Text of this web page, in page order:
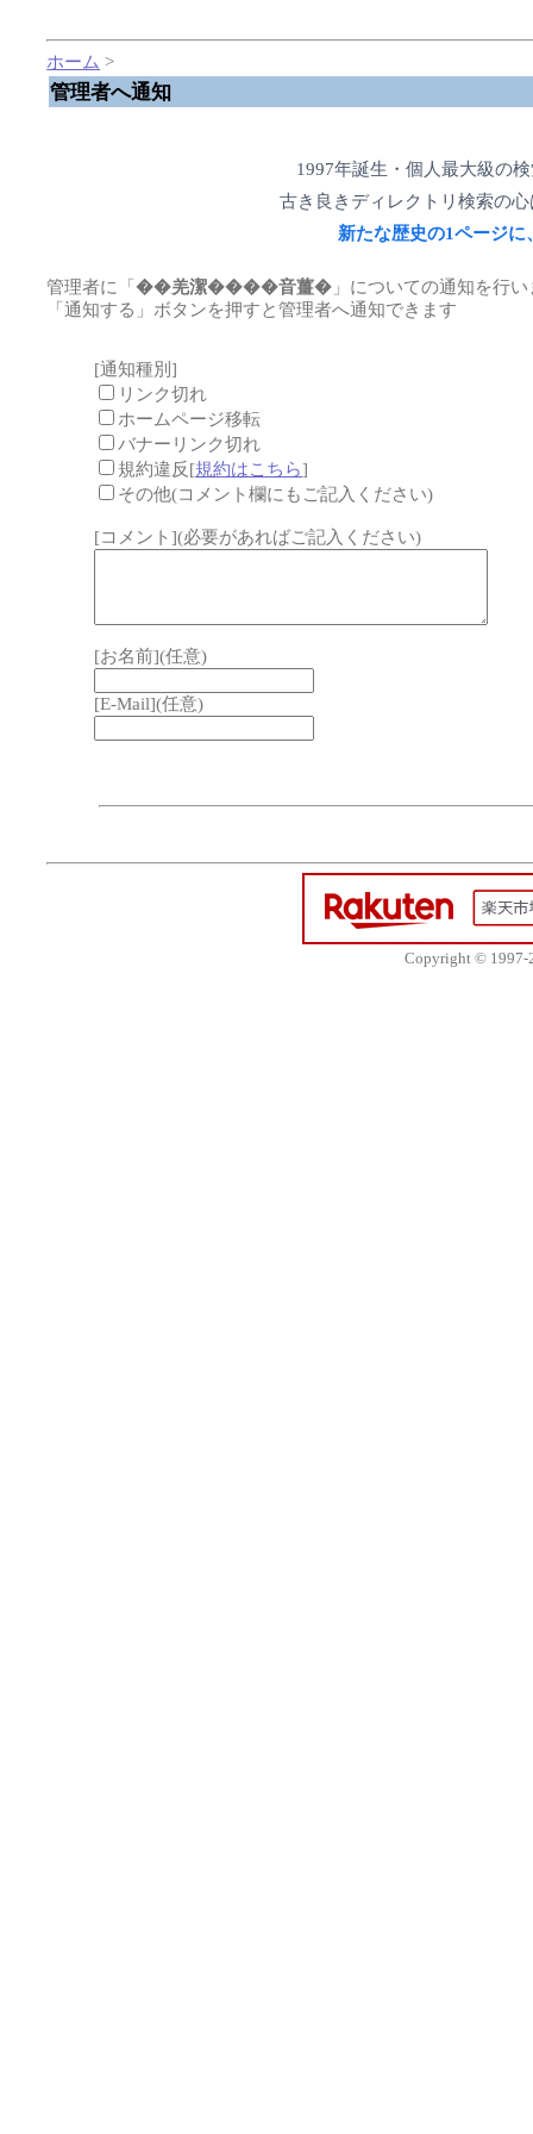
ホーム >
管理者へ通知
1997年誕生・個人最大級の
古き良きディレクトリ検索の
新たな歴史の1ページ
管理者に「��羌潔����音薑� 」についての通知を行い
「通知する」ボタンを押すと管理者へ通知できます
[通知種別]
リンク切れ
ホームページ移転
バナーリンク切れ
規約違反[規約はこちら]
その他(コメント欄にもご記入ください)
[コメント](必要があればご記入ください)
[お名前](任意)
[E-Mail](任意)
Copyright © 1997-